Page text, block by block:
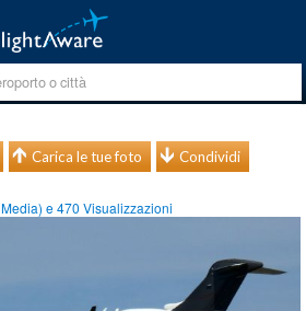
Carica le tue foto Condividi
Media) e470 Visualizzazioni